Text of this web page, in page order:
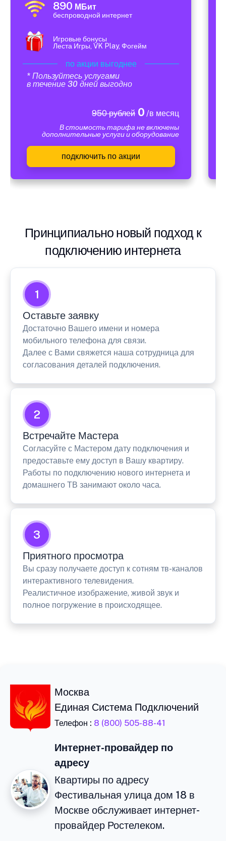
890 МБит
беспроводной интернет
Игровые бонусы
Леста Игры, VK Play, Фогейм
по акции выгоднее
* Пользуйтесь услугами
в течение 30 дней выгодно
950 рублей0 /в месяц
В стоимость тарифа не включены
дополнительные услуги и оборудование
подключить по акции
Принципиально новый подход к
подключению интернета
1
Оставьте заявку
Достаточно Вашего имени и номера
мобильного телефона для связи.
Далее с Вами свяжется наша сотрудница для
согласования деталей подключения.
2
Встречайте Мастера
Согласуйте с Мастером дату подключения и
предоставьте ему доступ в Вашу квартиру.
Работы по подключению нового интернета и
домашнего ТВ занимают около часа.
3
Приятного просмотра
Вы сразу получаете доступ к сотням тв-каналов
интерактивного телевидения.
Реалистичное изображение, живой звук и
полное погружение в происходящее.
Москва
Единая Система Подключений
Телефон : 8 (800) 505-88-41
Интернет-провайдер по
адресу
Квартиры по адресу
Фестивальная улица дом 18 в
Москве обслуживает интернет-
провайдер Ростелеком.